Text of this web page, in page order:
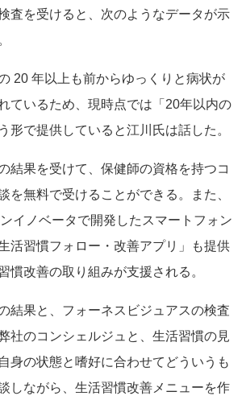
査を受けると、次のようなデータが示
20 年以上も前からゆっくりと病状が
ているため、現時点では「20年以内の
形で提供していると江川氏は話した。
結果を受けて、保健師の資格を持つコ
を無料で受けることができる。また、
イノベータで開発したスマートフォン
活習慣フォロー・改善アプリ」も提供
慣改善の取り組みが支援される。
結果と、フォーネスビジュアスの検査
社のコンシェルジュと、生活習慣の見
身の状態と嗜好に合わせてどういうも
しながら、生活習慣改善メニューを作